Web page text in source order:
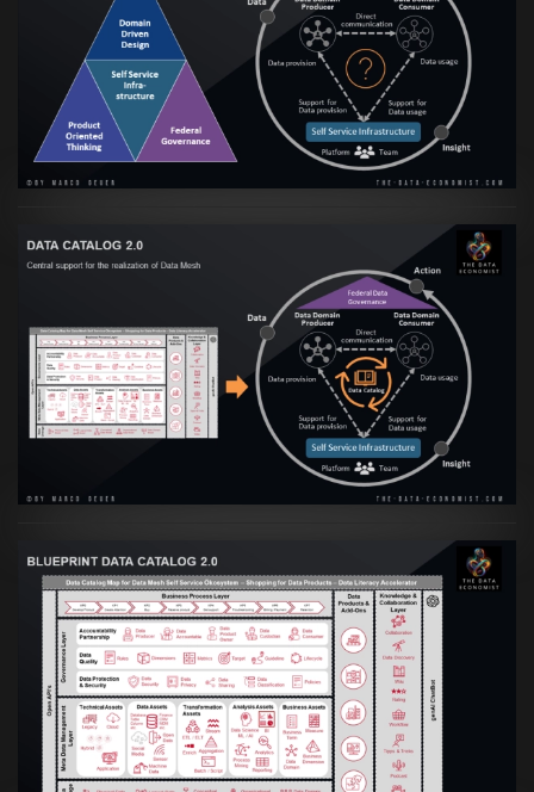
Artikel:Data Mesh Ökosysteme: Die
Transformation zur Data Inspired Human
Culture
VIEW
Artikel:Data Mesh Ökosysteme: Die
Transformation zur Data Inspired Human
Culture
VIEW
Artikel:Data Mesh Ökosysteme: Die
Transformation zur Data Inspired Human
Culture
VIEW